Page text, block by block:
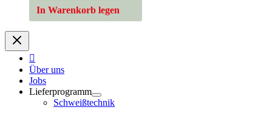
In Warenkorb legen
Über uns
Jobs
Lieferprogramm
Schweißtechnik